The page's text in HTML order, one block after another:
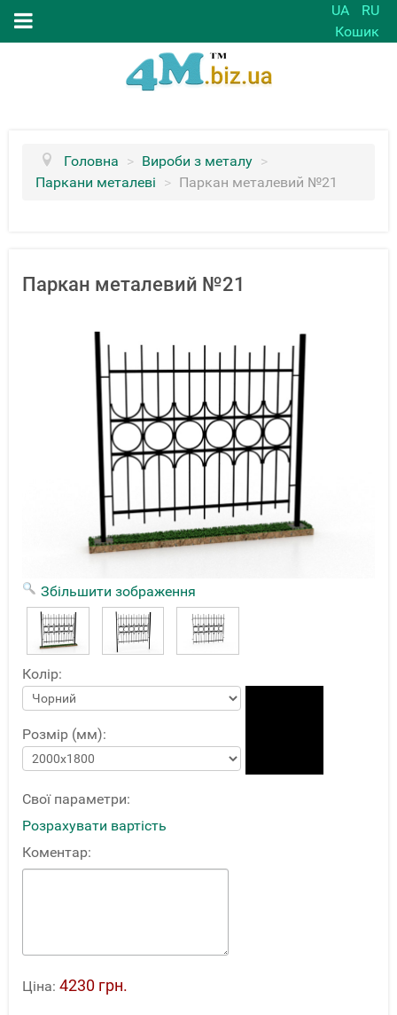
UA
RU
Кошик
Головна > Вироби з металу >
Паркани металеві > Паркан металевий №21
Паркан металевий №21
Збільшити зображення
Колір:
Розмір (мм):
Свої параметри:
Розрахувати вартість
Коментар:
Ціна: 4230 грн.